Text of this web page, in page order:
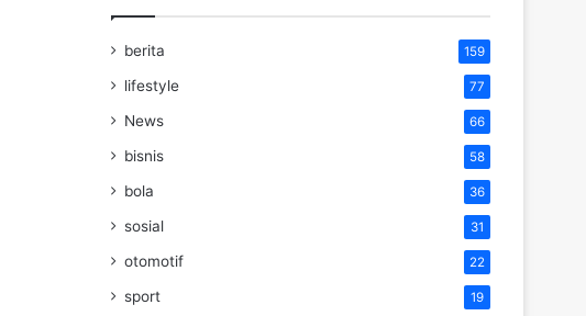
berita 159
lifestyle 77
News 66
bisnis 58
bola 36
sosial 31
otomotif 22
sport 19